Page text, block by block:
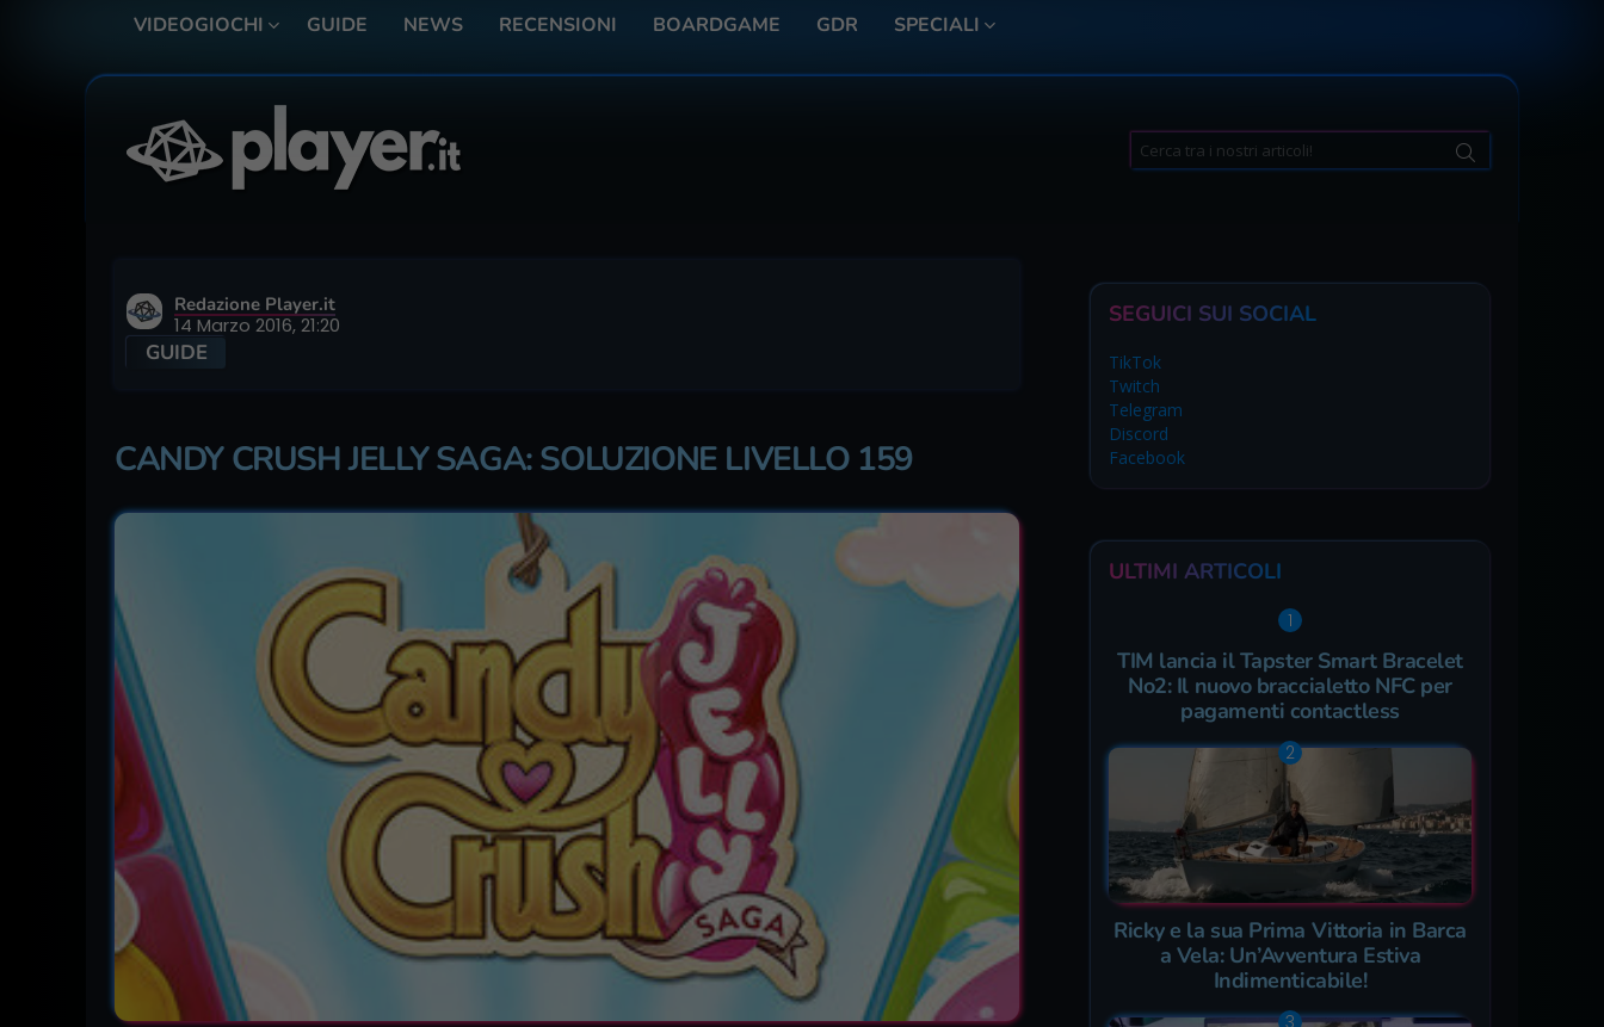
VIDEOGIOCHI GUIDE NEWS RECENSIONI BOARDGAME GDR SPECIALI
Search
for:
Redazione Player.it
14 Marzo 2016, 21:20
GUIDE
CANDY CRUSH JELLY SAGA: SOLUZIONE LIVELLO 159
SEGUICI SUI SOCIAL
TikTok
Twitch
Telegram
Discord
Facebook
ULTIMI ARTICOLI
TIM lancia il Tapster Smart Bracelet
No2: Il nuovo braccialetto NFC per
pagamenti contactless
Ricky e la sua Prima Vittoria in Barca
a Vela: Un’Avventura Estiva
Indimenticabile!